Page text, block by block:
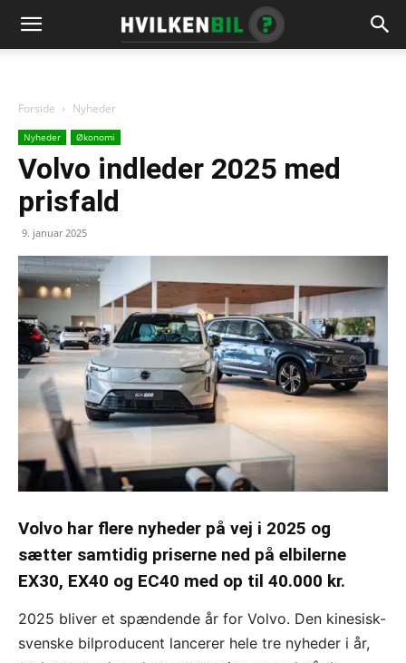
Forside Nyheder
Nyheder Økonomi
Volvo indleder 2025 med
prisfald
9. januar 2025
Volvo har flere nyheder på vej i 2025 og
sætter samtidig priserne ned på elbilerne
EX30, EX40 og EC40 med op til 40.000 kr.
2025 bliver et spændende år for Volvo. Den kinesisk-
svenske bilproducent lancerer hele tre nyheder i år,